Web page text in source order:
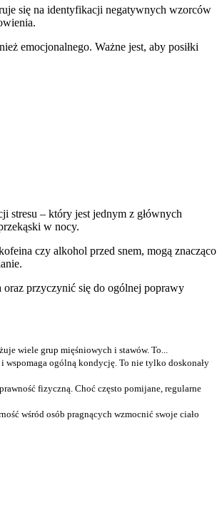
się na identyfikacji negatywnych wzorców
emocjonalnego. Ważne jest, aby posiłki
stresu – który jest jednym z głównych
w nocy.
czy alkohol przed snem, mogą znacząco
oraz przyczynić się do ogólnej poprawy
wiele grup mięśniowych i stawów. To...
ogólną kondycję. To nie tylko doskonały
fizyczną. Choć często pomijane, regularne
wśród osób pragnących wzmocnić swoje ciało